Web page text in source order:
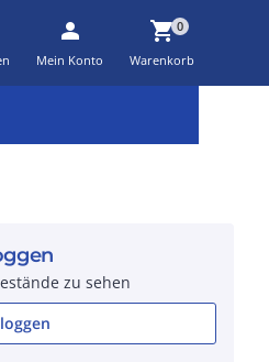
person
Mein Konto
shopping_cart0
Warenkorb
zu sehen